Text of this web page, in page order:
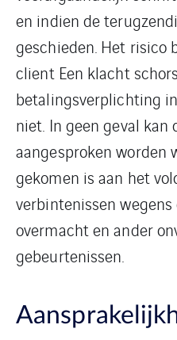
en indien de
geschieden. Het
client Een klacht
betalingsverplichting
niet. In geen geval kan
aangesproken worden
gekomen is aan het
verbintenissen
overmacht en ander
gebeurtenissen.